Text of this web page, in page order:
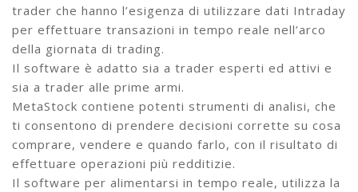
trader che hanno l’esigenza di utilizzare dati Intraday
per effettuare transazioni in tempo reale nell’arco
della giornata di trading.
Il software è adatto sia a trader esperti ed attivi e
sia a trader alle prime armi.
MetaStock contiene potenti strumenti di analisi, che
ti consentono di prendere decisioni corrette su cosa
comprare, vendere e quando farlo, con il risultato di
effettuare operazioni più redditizie.
Il software per alimentarsi in tempo reale, utilizza la